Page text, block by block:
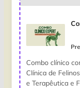
Combo clínico
Clínica de
e Terapêutica e